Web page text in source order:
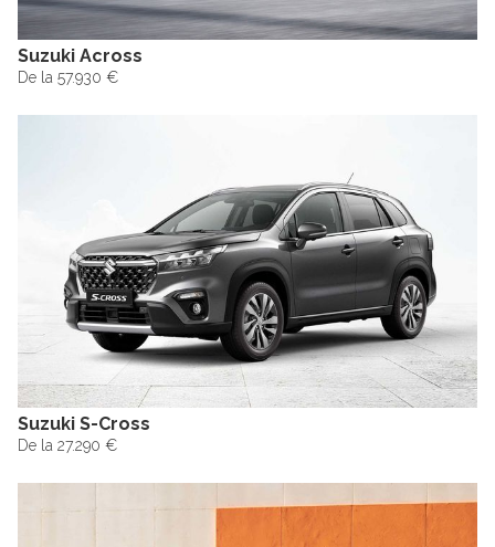
Suzuki Across
De la 57.930 €
Suzuki S-Cross
De la 27.290 €